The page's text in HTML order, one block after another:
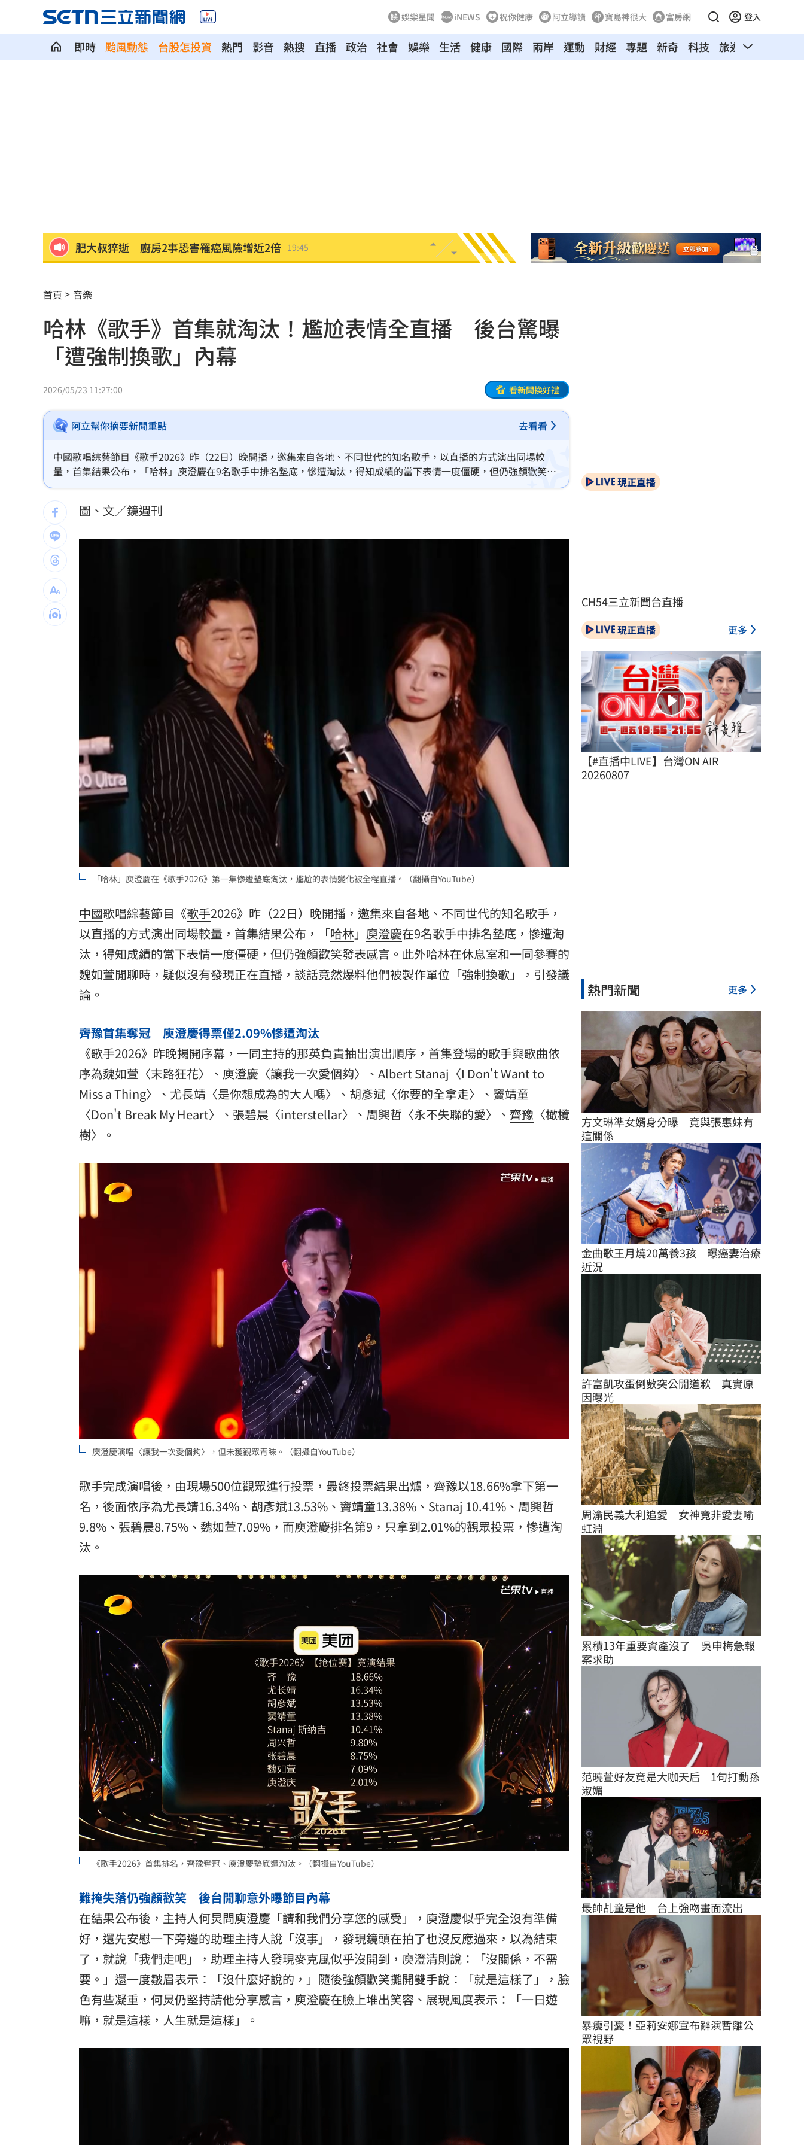
娛樂星聞 iNEWS 祝你健康 阿立導讀 寶島神很大 富房網 登入
即時 颱風動態 台股怎投資 熱門 影音 熱搜 直播 政治 社會 娛樂 生活 健康 國際 兩岸 運動 財經 專題 新奇 科技 旅遊 汽車
肥大叔猝逝 廚房2事恐害罹癌風險增近2倍
《KPOP獵魔女團》團隊將訪台 曝爆紅秘辛
賴清德呼籲：企業有賺錢就該幫員工加薪
波若威獲百倍「本夢比」 專家揭都市傳說 19:38
LINE更新傳災情！ 用戶怨「主題全報廢」
車站、農場廁所裝針孔 台鐵司機成偷拍狼
下週台股能否突破反壓？專家點名今晚關鍵 19:12
律師詐慈濟仍接機BNT 同框陳時中、張淑芬 19:12
託付360萬存款！兒1原因全花完甩存摺嗆母
國一生持掃把打女老師！視網膜受損恐失明
防代刀！衛福部祭新規：醫材商嚴禁碰病人
外資狂提款！國家隊3億護「這檔金融股 」
20:31
LIVE三立+24小時直播 15:27
三立iNEWS新聞台線上直播 18:00
商場戰國來臨 台中「頂奢大道」逐漸成形
台彩父親節推新刮刮樂千萬頭獎超「爸」氣
「拍片人的多重宇宙」職涯論壇9/12登場！
8國球員齊聚高雄 Formosa 7s掀足球熱潮
理想混蛋號召粉絲跨海追星吃美食！ 18:15
首頁 音樂
哈林《歌手》首集就淘汰！尷尬表情全直播 後台驚曝
「遭強制換歌」內幕
2026/05/23 11:27:00 看新聞換好禮
阿立幫你摘要新聞重點 去看看
中國歌唱綜藝節目《歌手2026》昨（22日）晚開播，邀集來自各地、不同世代的知名歌手，以直播的方式演出同場較
量，首集結果公布，「哈林」庾澄慶在9名歌手中排名墊底，慘遭淘汰，得知成績的當下表情一度僵硬，但仍強顏歡笑發
表感言。此外哈林在休息室和一同參賽的魏如萱閒聊時，疑似沒有發現正在直播，談話竟然爆料他們被製作單位「強制
換歌」，引發議論。
圖、文／鏡週刊
「哈林」庾澄慶在《歌手2026》第一集慘遭墊底淘汰，尷尬的表情變化被全程直播。（翻攝自YouTube）
中國歌唱綜藝節目《歌手2026》昨（22日）晚開播，邀集來自各地、不同世代的知名歌手，
以直播的方式演出同場較量，首集結果公布，「哈林 」 庾澄慶在9名歌手中排名墊底，慘遭淘
汰，得知成績的當下表情一度僵硬，但仍強顏歡笑發表感言。此外哈林在休息室和一同參賽的
魏如萱閒聊時，疑似沒有發現正在直播，談話竟然爆料他們被製作單位「強制換歌」，引發議
論。
齊豫首集奪冠 庾澄慶得票僅2.09%慘遭淘汰
《歌手2026》昨晚揭開序幕，一同主持的那英負責抽出演出順序，首集登場的歌手與歌曲依
序為魏如萱〈末路狂花〉、庾澄慶〈讓我一次愛個夠〉、Albert Stanaj〈I Don't Want to
Miss a Thing〉、尤長靖〈是你想成為的大人嗎〉、胡彥斌〈你要的全拿走〉、竇靖童
〈Don't Break My Heart〉、張碧晨〈interstellar〉、周興哲〈永不失聯的愛〉、 齊豫 〈橄欖
樹〉。
庾澄慶演唱〈讓我一次愛個夠〉，但未獲觀眾青睞。（翻攝自YouTube）
歌手完成演唱後，由現場500位觀眾進行投票，最終投票結果出爐，齊豫以18.66%拿下第一
名，後面依序為尤長靖16.34%、胡彥斌13.53%、竇靖童13.38%、Stanaj 10.41%、周興哲
9.8%、張碧晨8.75%、魏如萱7.09%，而庾澄慶排名第9，只拿到2.01%的觀眾投票，慘遭淘
汰。
《歌手2026》首集排名，齊豫奪冠、庾澄慶墊底遭淘汰。（翻攝自YouTube）
難掩失落仍強顏歡笑 後台閒聊意外曝節目內幕
在結果公布後，主持人何炅問庾澄慶「請和我們分享您的感受」，庾澄慶似乎完全沒有準備
好，還先安慰一下旁邊的助理主持人說「沒事」，發現鏡頭在拍了也沒反應過來，以為結束
了，就說「我們走吧」，助理主持人發現麥克風似乎沒開到，庾澄清則說：「沒關係，不需
要。」還一度皺眉表示：「沒什麼好說的，」隨後強顏歡笑攤開雙手說：「就是這樣了」，臉
色有些凝重，何炅仍堅持請他分享感言，庾澄慶在臉上堆出笑容、展現風度表示：「一日遊
嘛，就是這樣，人生就是這樣」。
現正直播
CH54三立新聞台直播
現正直播 更多
【#直播中LIVE】台灣ON AIR
20260807
熱門新聞 更多
方文琳準女婿身分曝　竟與張惠妹有
這關係
金曲歌王月燒20萬養3孩　曝癌妻治療
近況
許富凱攻蛋倒數突公開道歉　真實原
因曝光
周渝民義大利追愛　女神竟非愛妻喻
虹淵
累積13年重要資產沒了　吳申梅急報
案求助
范曉萱好友竟是大咖天后　1句打動孫
淑媚
最帥乩童是他　台上強吻畫面流出
暴瘦引憂！亞莉安娜宣布辭演暫離公
眾視野